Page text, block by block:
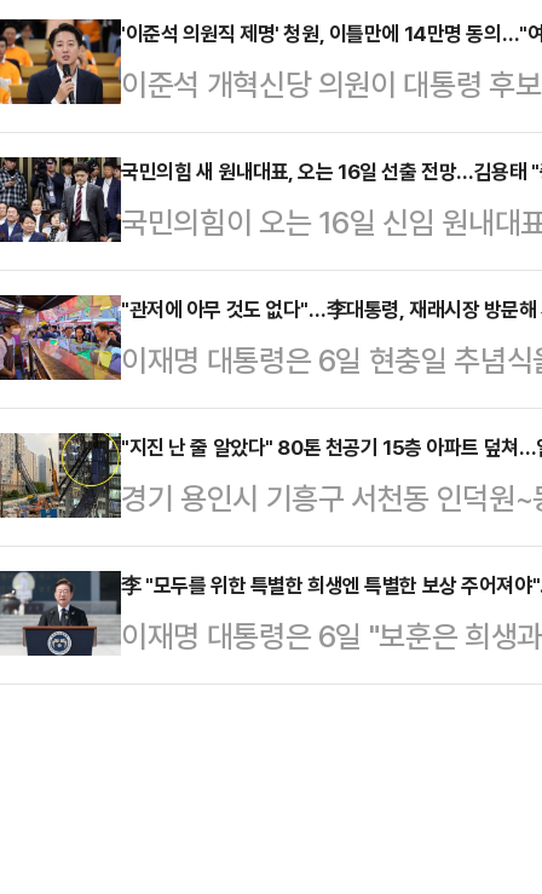
'이준석 의원직 제명' 청원, 이틀만에 14만명 동의…"
이준석 개혁신당 의원이 대통령 후
노골적이고 폭력적인 표현을 인용
제명을 요구하는 국회 국민동의 청
난 4일 공개된 '이준석 의원의 의원
12시 기준 14만8333명의 동의를
5만명 이상의 동의를 얻으면 국회
성립 요건을 충족했지만 심사를 맡
의원 제명…
국민의힘 새 원내대표, 오는 16일 선출 전망…김용태
국민의힘이 오는 16일 신임 원내대
책위원장은 6일 서울 동작구 국립
선출을 위한 선거관리위원회를 구
비할 수 있게 하겠다"고 밝혔다.선
다. 김대식·박준태·박수민·서지영
오는 9일 첫 회의를 열어 원내대표
내대표 후보군으로는 4선 김도읍·
성일종·송언석 의원 등이 …
"관저에 아무 것도 없다"…李대통령, 재래시장 방문해
이재명 대통령은 6일 현충일 추념
주민들과 인사를 나누고 음식 등 식
경 여사와 함께 이날 오전 11시께
간 방문했다.이날 오전 10시 50분
를 마치고 관저로 돌아가던 중, 이
서 방문을 결정했다고 한다.이 대통
공간을 찾아 소통한 건 이번이 처음
식료품을 …
"지진 난 줄 알았다" 80톤 천공기 15층 아파트 덮쳐…
경기 용인시 기흥구 서천동 인덕원
천공기가 아파트 쪽으로 넘어지는
다. 대형 중장비인 천공기는 무게
계다.6일 경찰 등에 따르면, 전날
아파트 A동을 대형 중장비가 덮쳤
李 "모두를 위한 특별한 희생엔 특별한 보상 주어져
이재명 대통령은 6일 "보훈은 희생
마땅히 해야 할 책임과 의무"라며 "